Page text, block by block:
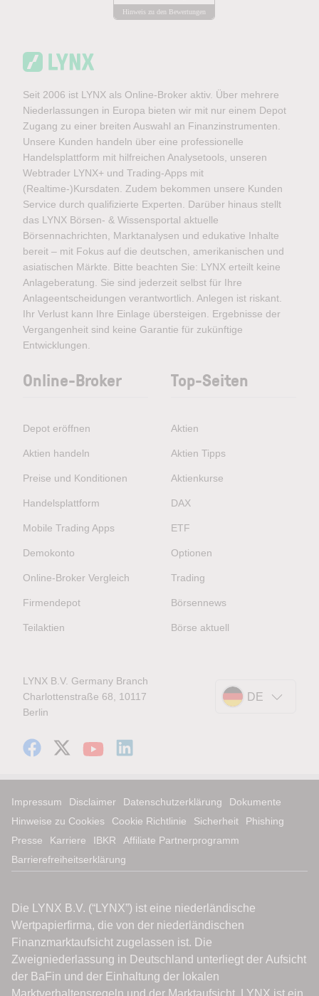
Hinweis zu den Bewertungen
Seit 2006 ist LYNX als Online-Broker aktiv. Über mehrere
Niederlassungen in Europa bieten wir mit nur einem Depot
Zugang zu einer breiten Auswahl an Finanzinstrumenten.
Unsere Kunden handeln über eine professionelle
Handelsplattform mit hilfreichen Analysetools, unseren
Webtrader LYNX+ und Trading-Apps mit
(Realtime-)Kursdaten. Zudem bekommen unsere Kunden
Service durch qualifizierte Experten. Darüber hinaus stellt
das LYNX Börsen- & Wissensportal aktuelle
Börsennachrichten, Marktanalysen und edukative Inhalte
bereit – mit Fokus auf die deutschen, amerikanischen und
asiatischen Märkte. Bitte beachten Sie: LYNX erteilt keine
Anlageberatung. Sie sind jederzeit selbst für Ihre
Anlageentscheidungen verantwortlich. Anlegen ist riskant.
Ihr Verlust kann Ihre Einlage übersteigen. Ergebnisse der
Vergangenheit sind keine Garantie für zukünftige
Entwicklungen.
Online-Broker
Depot eröffnen
Aktien handeln
Preise und Konditionen
Handelsplattform
Mobile Trading Apps
Demokonto
Online-Broker Vergleich
Firmendepot
Teilaktien
Top-Seiten
Aktien
Aktien Tipps
Aktienkurse
DAX
ETF
Optionen
Trading
Börsennews
Börse aktuell
LYNX B.V. Germany Branch
Charlottenstraße 68, 10117
Berlin
DE
Impressum Disclaimer Datenschutzerklärung
Dokumente
Hinweise zu Cookies
Cookie Richtlinie Sicherheit
Phishing
Presse
Karriere IBKR
Affiliate Partnerprogramm
Barrierefreiheitserklärung